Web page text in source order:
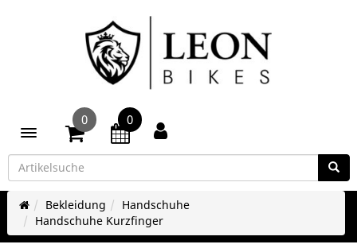
Toggle navigation
0 0
Bekleidung
Handschuhe
Handschuhe Kurzfinger